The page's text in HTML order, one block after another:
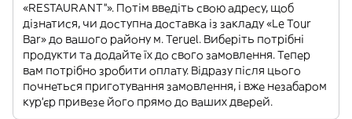
«RESTAURANT”». Потім введіть свою адресу, щоб
дізнатися, чи доступна доставка із закладу «Le Tour
Bar» до вашого району м. Teruel. Виберіть потрібні
продукти та додайте їх до свого замовлення. Тепер
вам потрібно зробити оплату. Відразу після цього
почнеться приготування замовлення, і вже незабаром
кур'єр привезе його прямо до ваших дверей.